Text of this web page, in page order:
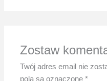
Zostaw
Twój adres email nie
pola są oznaczone*